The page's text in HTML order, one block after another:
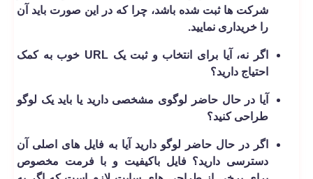
شرکت ها ثبت شده باشد، چرا که در این صورت باید آن
را خریداری نمایید.
اگر نه، آیا برای انتخاب و ثبت یک URL خوب به کمک
احتیاج دارید؟
آیا در حال حاضر لوگوی مشخصی دارید یا باید یک لوگو
طراحی کنید؟
اگر در حال حاضر لوگو دارید آیا به فایل های اصلی آن
دسترسی دارید؟ فایل باکیفیت و با فرمت مخصوص